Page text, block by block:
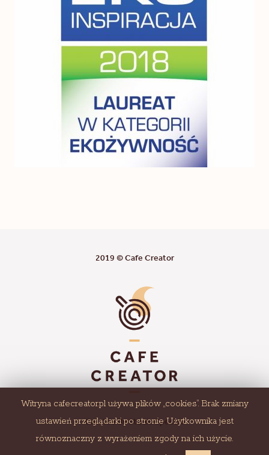
2019 © Cafe Creator
Created By Studio Spectro
Witryna cafecreator.pl używa plików „cookies”. Brak zmiany
ustawień przeglądarki po stronie Użytkownika jest
równoznaczny z wyrażeniem zgody na ich użycie.